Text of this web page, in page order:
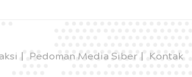
Pedoman Media Siber Kontak